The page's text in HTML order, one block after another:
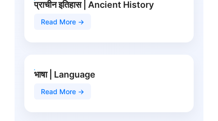
प्राचीन इतिहास | Ancient History
Read More →
भाषा | Language
Read More →